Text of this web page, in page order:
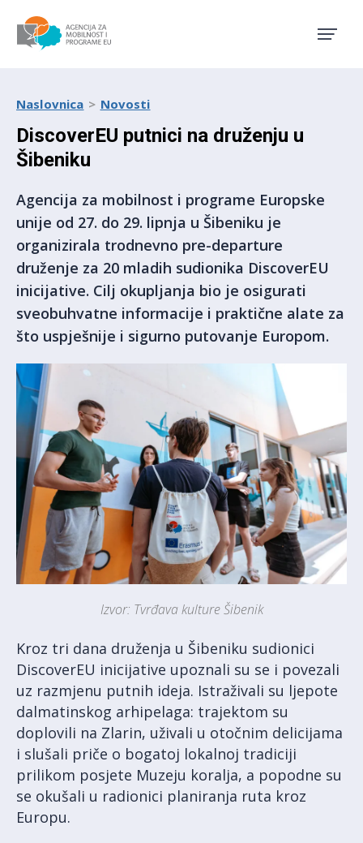
Naslovnica Novosti
DiscoverEU putnici na druženju u
Šibeniku
Agencija za mobilnost i programe Europske
unije od 27. do 29. lipnja u Šibeniku je
organizirala trodnevno pre-departure
druženje za 20 mladih sudionika DiscoverEU
inicijative. Cilj okupljanja bio je osigurati
sveobuhvatne informacije i praktične alate za
što uspješnije i sigurno putovanje Europom.
Izvor: Tvrđava kulture Šibenik
Kroz tri dana druženja u Šibeniku sudionici
DiscoverEU inicijative upoznali su se i povezali
uz razmjenu putnih ideja. Istraživali su ljepote
dalmatinskog arhipelaga: trajektom su
doplovili na Zlarin, uživali u otočnim delicijama
i slušali priče o bogatoj lokalnoj tradiciji
prilikom posjete Muzeju koralja, a popodne su
se okušali u radionici planiranja ruta kroz
Europu.